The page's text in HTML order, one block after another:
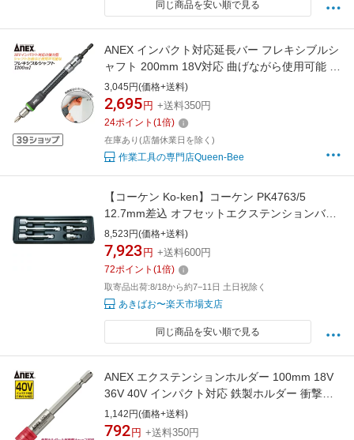
同じ商品を安い順で見る
ANEX インパクト対応延長バー フレキシブルシ
ャフト 200mm 18V対応 曲げながら使用可能 角
部 際部 ネジ締め 強力型 エクステンションバー
狭所作業 自動車 ハイトルク対応 高張力インナ
ーワイヤー内蔵 日本製 AFS-200 兼古製作所
3,045円(価格+送料)
2,695 円 +送料350円
24ポイント (1倍)
在庫あり(店舗休業日を除く)
作業工具の専門店Queen-Bee
【コーケン Ko-ken】コーケン PK4763/5
12.7mm差込 オフセットエクステンションバー
セット 5ヶ組
8,523円(価格+送料)
7,923 円 +送料600円
72ポイント (1倍)
取寄品出荷:8/18から約7−11日 土日祝除く
あきばお〜楽天市場支店
同じ商品を安い順で見る
ANEX エクステンションホルダー 100mm 18V
36V 40V インパクト対応 鉄製ホルダー 衝撃吸
収 インパクトドライバー 電動ドライバー アタ
ッチメント 延長バー エクステンションバー 日
1,142円(価格+送料)
792 円 +送料350円